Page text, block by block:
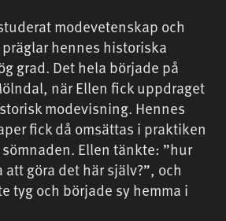
modevetenskap och
hennes historiska
grad. Det hela började på
när Ellen fick uppdraget
modevisning. Hennes
fick då omsättas i praktiken
Ellen tänkte: ”hur
göra det här själv?”, och
tyg och började sy hemma i